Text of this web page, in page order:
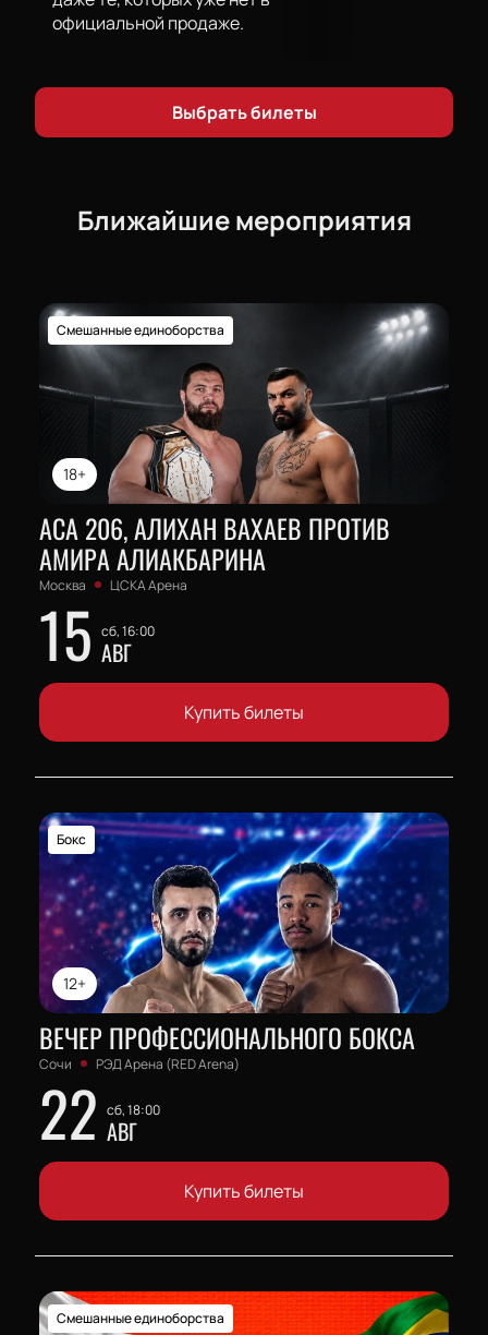
официальной продаже.
Выбрать билеты
Ближайшие мероприятия
18+
Смешанные единоборства
АСА 206, АЛИХАН ВАХАЕВ ПРОТИВ
АМИРА АЛИАКБАРИНА
Москва ЦСКА Арена
15 сб, 16:00
АВГ
Купить билеты
12+
Бокс
ВЕЧЕР ПРОФЕССИОНАЛЬНОГО БОКСА
Сочи РЭД Арена (RED Arena)
22 сб, 18:00
АВГ
Купить билеты
Смешанные единоборства